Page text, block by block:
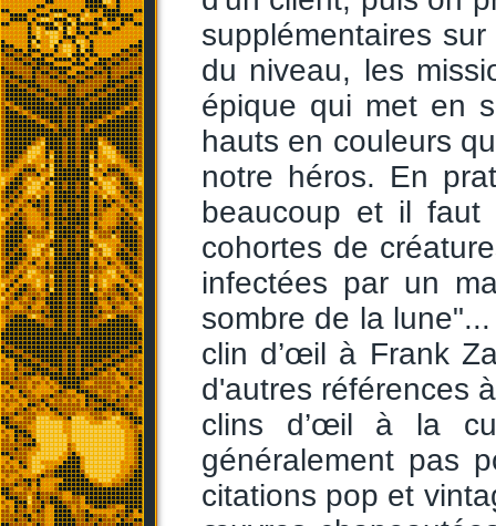
supplémentaires
du niveau, les
épique qui met en
hauts en couleurs
notre héros. En
beaucoup et il faut
cohortes de
infectées par un
sombre de la
clin d’œil à Frank
d'autres références
clins d’œil à la
généralement pas
citations pop et